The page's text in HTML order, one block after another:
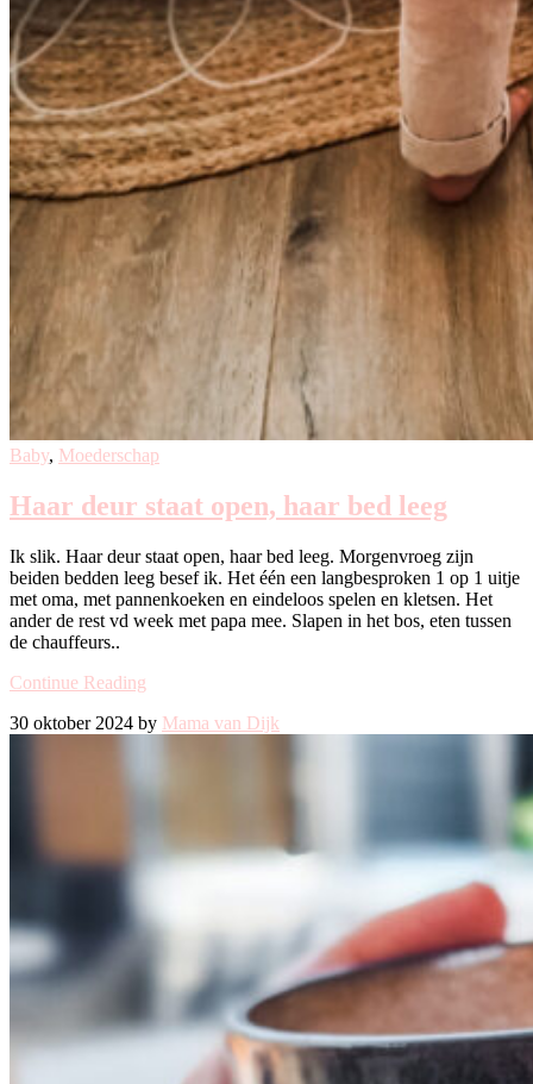
Baby, Moederschap
Haar deur staat open, haar bed leeg
Ik slik. Haar deur staat open, haar bed leeg. Morgenvroeg zijn
beiden bedden leeg besef ik. Het één een langbesproken 1 op 1 uitje
met oma, met pannenkoeken en eindeloos spelen en kletsen. Het
ander de rest vd week met papa mee. Slapen in het bos, eten tussen
de chauffeurs..
Continue Reading
30 oktober 2024 by Mama van Dijk